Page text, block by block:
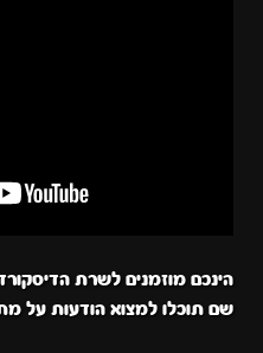
הינכם מוזמנים לשרת
שם תוכלו למצוא הודעות על